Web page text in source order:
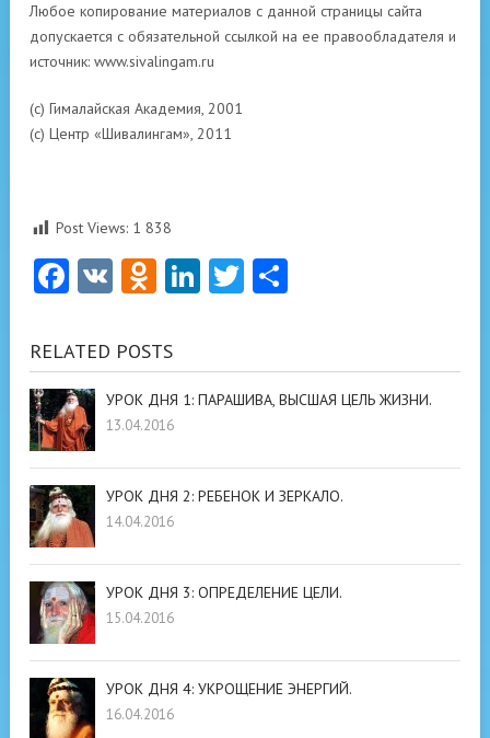
Любое копирование материалов с данной страницы сайта
допускается с обязательной ссылкой на ее правообладателя и
источник: www.sivalingam.ru
(с) Гималайская Академия, 2001
(с) Центр «Шивалингам», 2011
Post Views: 1 838
Facebook
VK Odnoklassniki
LinkedIn
Twitter
RELATED POSTS
УРОК ДНЯ 1: ПАРАШИВА, ВЫСШАЯ ЦЕЛЬ ЖИЗНИ.
13.04.2016
УРОК ДНЯ 2: РЕБЕНОК И ЗЕРКАЛО.
14.04.2016
УРОК ДНЯ 3: ОПРЕДЕЛЕНИЕ ЦЕЛИ.
15.04.2016
УРОК ДНЯ 4: УКРОЩЕНИЕ ЭНЕРГИЙ.
16.04.2016